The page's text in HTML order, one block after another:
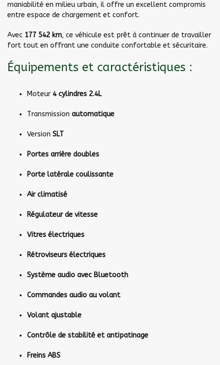
maniabilité en milieu urbain, il offre un excellent compromis
entre espace de chargement et confort.
Avec 177 542 km, ce véhicule est prêt à continuer de travailler
fort tout en offrant une conduite confortable et sécuritaire.
Équipements et caractéristiques :
Moteur 4 cylindres 2.4L
Transmission automatique
Version SLT
Portes arrière doubles
Porte latérale coulissante
Air climatisé
Régulateur de vitesse
Vitres électriques
Rétroviseurs électriques
Système audio avec Bluetooth
Commandes audio au volant
Volant ajustable
Contrôle de stabilité et antipatinage
Freins ABS